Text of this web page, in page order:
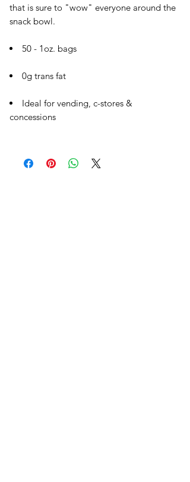
that is sure to "wow" everyone around the
snack bowl.
50 - 1oz. bags
0g trans fat
Ideal for vending, c-stores &
concessions